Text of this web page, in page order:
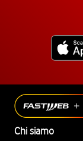
Chi siamo